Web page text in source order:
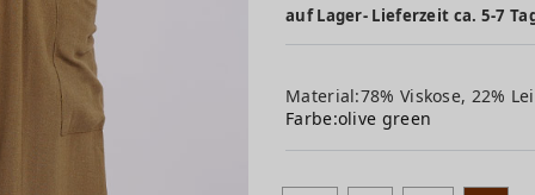
auf Lager- Lieferzeit ca. 5-7
Material:78% Viskose, 22%
Farbe:olive green